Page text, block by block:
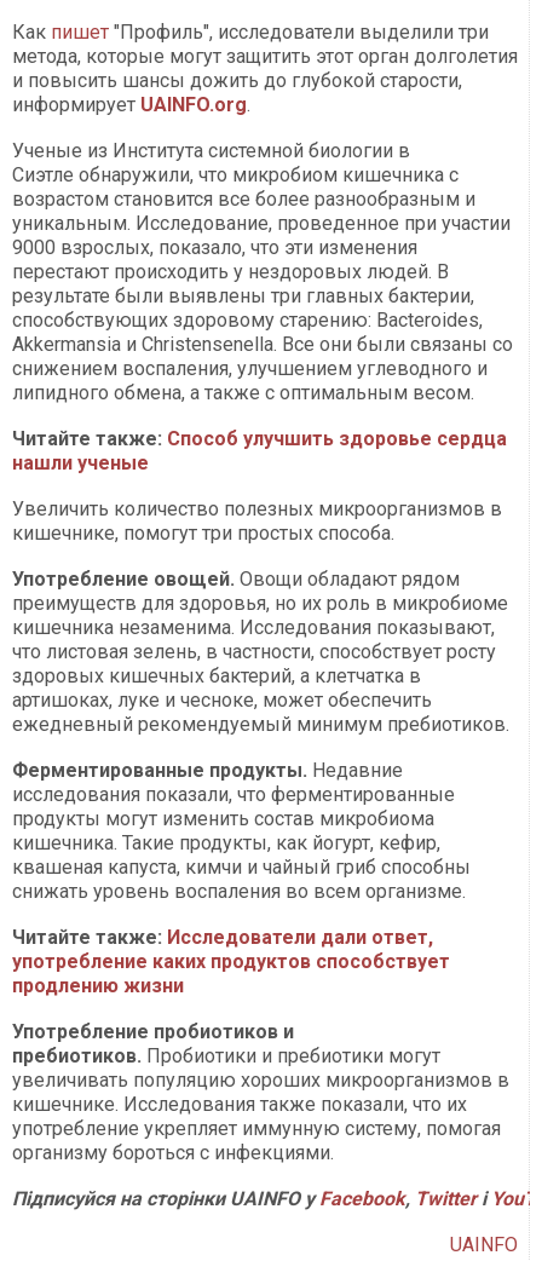
Как пишет "Профиль", исследователи выделили три
метода, которые могут защитить этот орган долголетия
и повысить шансы дожить до глубокой старости,
информирует UAINFO.org.
Ученые из Института системной биологии в
Сиэтле обнаружили, что микробиом кишечника с
возрастом становится все более разнообразным и
уникальным. Исследование, проведенное при участии
9000 взрослых, показало, что эти изменения
перестают происходить у нездоровых людей. В
результате были выявлены три главных бактерии,
способствующих здоровому старению: Bacteroides,
Akkermansia и Christensenella. Все они были связаны со
снижением воспаления, улучшением углеводного и
липидного обмена, а также с оптимальным весом.
Читайте также: Способ улучшить здоровье сердца
нашли ученые
Увеличить количество полезных микроорганизмов в
кишечнике, помогут три простых способа.
Употребление овощей. Овощи обладают рядом
преимуществ для здоровья, но их роль в микробиоме
кишечника незаменима. Исследования показывают,
что листовая зелень, в частности, способствует росту
здоровых кишечных бактерий, а клетчатка в
артишоках, луке и чесноке, может обеспечить
ежедневный рекомендуемый минимум пребиотиков.
Ферментированные продукты. Недавние
исследования показали, что ферментированные
продукты могут изменить состав микробиома
кишечника. Такие продукты, как йогурт, кефир,
квашеная капуста, кимчи и чайный гриб способны
снижать уровень воспаления во всем организме.
Читайте также: Исследователи дали ответ,
употребление каких продуктов способствует
продлению жизни
Употребление пробиотиков и
пребиотиков. Пробиотики и пребиотики могут
увеличивать популяцию хороших микроорганизмов в
кишечнике. Исследования также показали, что их
употребление укрепляет иммунную систему, помогая
организму бороться с инфекциями.
Підписуйся на сторінки UAINFO уFacebook, Twitterі
UAINFO